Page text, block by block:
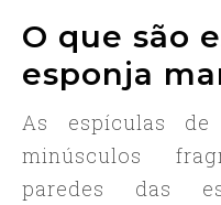
O que são
esponja
As espículas de
minúsculos
paredes das